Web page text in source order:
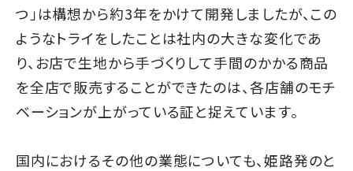
つ」は構想から約3年をかけて開発しましたが、この
ようなトライをしたことは社内の大きな変化であ
り、お店で生地から手づくりして手間のかかる商品
を全店で販売することができたのは、各店舗のモチ
ベーションが上がっている証と捉えています。
国内におけるその他の業態についても、姫路発のと